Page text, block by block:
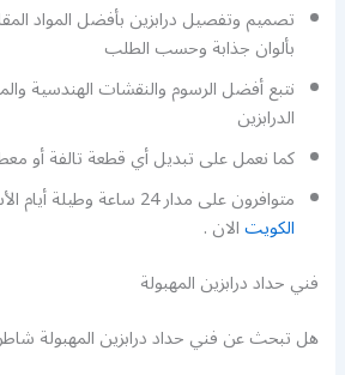
تصميم وتفصيل درابزين بأفضل المواد
بألوان جذابة وحسب الطلب
نتبع أفضل الرسوم والنقشات الهندسية
الدرابزين
كما نعمل على تبديل أي قطعة تالفة أو
متوافرون على مدار 24 ساعة وطيلة أيام الأسبوع اطلب
الكويتالان .
فني حداد درابزين المهبولة
هل تبحث عن فني حداد درابزين المهبولة